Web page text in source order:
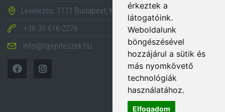
érkeztek a
látogatóink.
Weboldalunk
böngészésével
hozzájárul a sütik és
más nyomkövető
technológiák
használatához.
Elfogadom
Levelezés: 1111 Budapest, Karinthy Frigyes út 24.
+36 30 616-2276
info@tajepiteszek.hu